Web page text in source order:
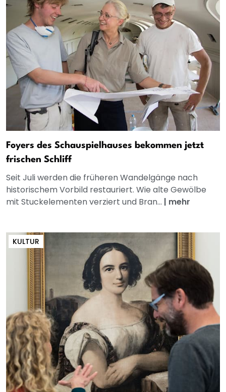
Foyers des Schauspielhauses bekommen jetzt
frischen Schliff
Seit Juli werden die früheren Wandelgänge nach
historischem Vorbild restauriert. Wie alte Gewölbe
mit Stuckelementen verziert und Bran... | mehr
KULTUR